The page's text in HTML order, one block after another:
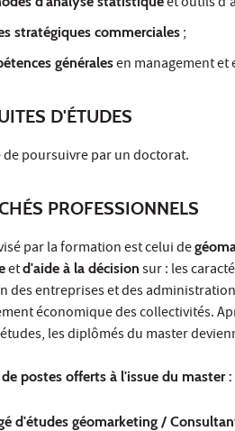
stratégiques commerciales ;
généralesen management et
D'ÉTUDES
poursuivre par un doctorat.
PROFESSIONNELS
par la formation est celui de
etd'aide à la décision sur : les
des entreprises et des
économique des collectivités.
les diplômés du master
postes offerts à l'issue du master :
d'études géomarketing /